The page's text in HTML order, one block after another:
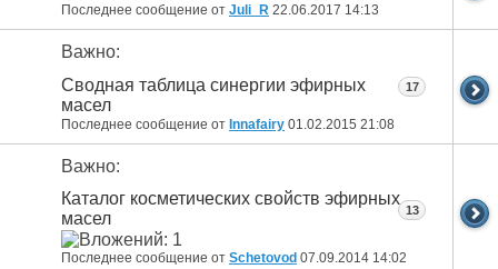
Последнее сообщение от Juli_R 22.06.2017 14:13
Важно:
Сводная таблица синергии эфирных
масел
Последнее сообщение от Innafairy 01.02.2015 21:08
17
Важно:
Каталог косметических свойств эфирных
масел
Последнее сообщение от Schetovod 07.09.2014 14:02
13